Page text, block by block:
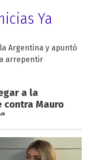
Ya
a la
contra Mauro